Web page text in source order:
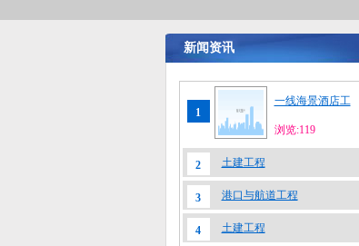
新闻资讯
1
一线海景酒店工
浏览:119
2 土建工程
3 港口与航道工程
4 土建工程